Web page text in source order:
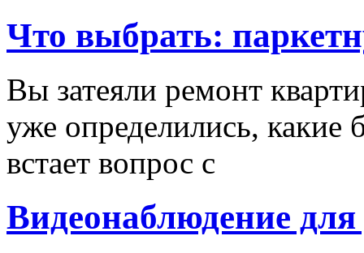
Что выбрать:
Вы затеяли ремонт
уже определились, какие
встает вопрос с
Видеонаблюдение